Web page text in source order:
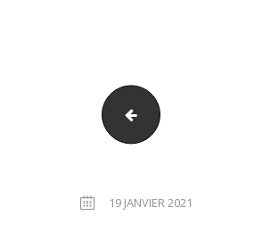
ma-logo
19 JANVIER 2021